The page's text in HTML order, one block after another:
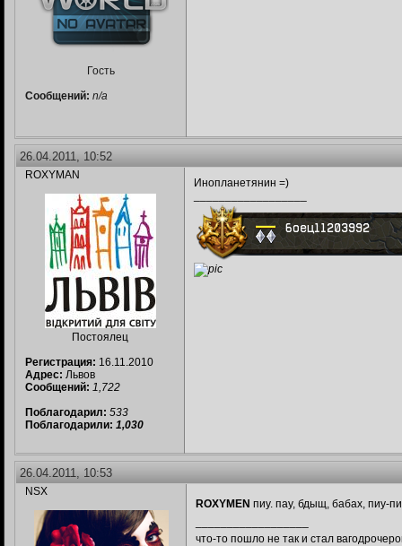
Гость
Сообщений: n/a
26.04.2011, 10:52
ROXYMAN
Постоялец
Регистрация: 16.11.2010
Адрес: Львов
Сообщений: 1,722
Поблагодарил: 533
Поблагодарили: 1,030
Инопланетянин =)
26.04.2011, 10:53
NSX
ROXYMEN пиу. пау, бдыщ, бабах, пиу-
что-то пошло не так и стал